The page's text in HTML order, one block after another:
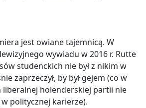
jest owiane tajemnicą. W
wywiadu w 2016 r. Rutte
studenckich nie był z nikim w
zaprzeczył, by był gejem (co w
holenderskiej partii nie
politycznej karierze).